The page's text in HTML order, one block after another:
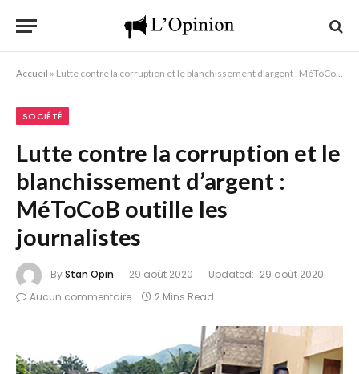
Accueil » Lutte contre la corruption et le blanchissement d’argent : MéToCoB outille les journalistes
SOCIÉTÉ
Lutte contre la corruption et le
blanchissement d’argent :
MéToCoB outille les
journalistes
ByStan Opin 29 août 2020 Updated: 29 août 2020
Aucun commentaire
2 Mins Read